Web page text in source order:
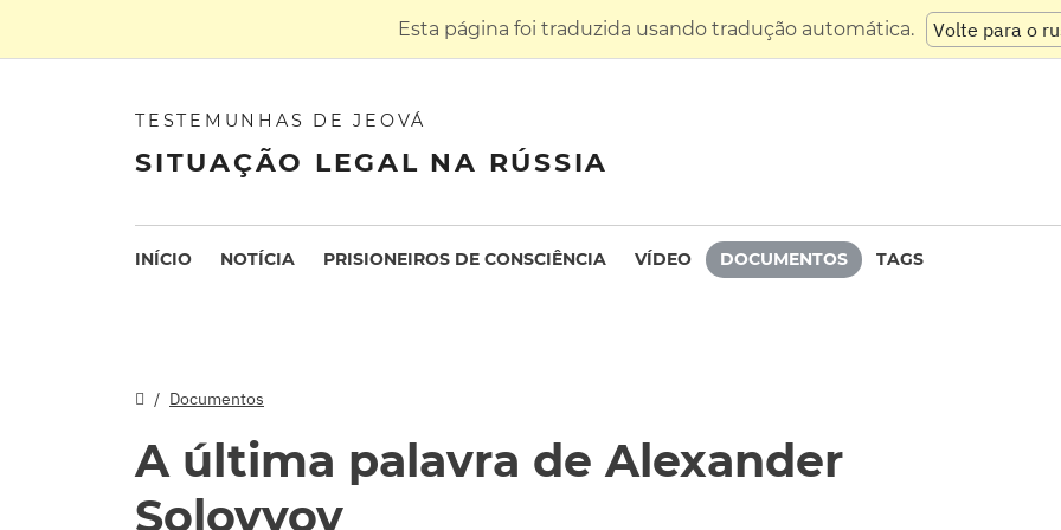
Esta página foi traduzida usando tradução automática. Volte para o
TESTEMUNHAS DE JEOVÁ
SITUAÇÃO LEGAL NA RÚSSIA
INÍCIO NOTÍCIA PRISIONEIROS DE CONSCIÊNCIA VÍDEO DOCUMENTOS TAGS
Documentos
A última palavra de Alexander
Solovyov